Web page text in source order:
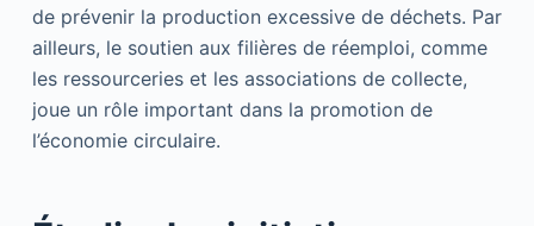
de prévenir la production excessive de déchets. Par
ailleurs, le soutien aux filières de réemploi, comme
les ressourceries et les associations de collecte,
joue un rôle important dans la promotion de
l’économie circulaire.